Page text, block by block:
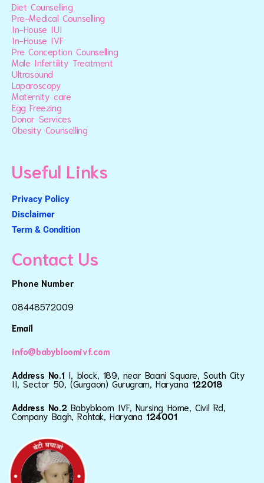
Diet Counselling
Pre-Medical Counselling
In-House IUI
In-House IVF
Pre Conception Counselling
Male Infertility Treatment
Ultrasound
Laparoscopy
Maternity care
Egg Freezing
Donor Services
Obesity Counselling
Useful Links
Privacy Policy
Disclaimer
Term & Condition
Contact Us
Phone Number
08448572009
Email
info@babybloomivf.com
Address No.1 I, block, 189, near Baani Square, South City
II, Sector 50, (Gurgaon) Gurugram, Haryana 122018
Address No.2 Babybloom IVF, Nursing Home, Civil Rd,
Company Bagh, Rohtak, Haryana124001